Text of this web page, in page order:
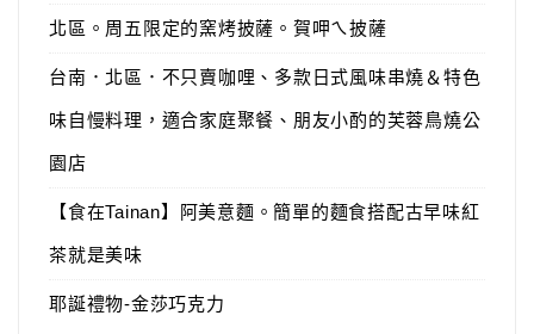
北區。周五限定的窯烤披薩。賀呷ㄟ披薩
台南．北區．不只賣咖哩、多款日式風味串燒＆特色
味自慢料理，適合家庭聚餐、朋友小酌的芙蓉鳥燒公
園店
【食在Tainan】阿美意麵。簡單的麵食搭配古早味紅
茶就是美味
耶誕禮物-金莎巧克力